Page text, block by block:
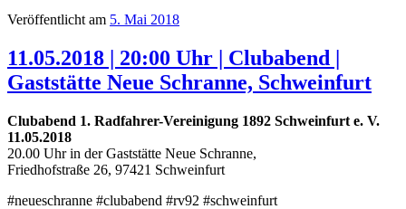
Veröffentlicht am 5. Mai 2018
11.05.2018 | 20:00 Uhr | Clubabend |
Gaststätte Neue Schranne, Schweinfurt
Clubabend 1. Radfahrer-Vereinigung 1892 Schweinfurt e. V.
11.05.2018
20.00 Uhr in der Gaststätte Neue Schranne,
Friedhofstraße 26, 97421 Schweinfurt
‪#‎neueschranne‬ #clubabend #rv92 #schweinfurt